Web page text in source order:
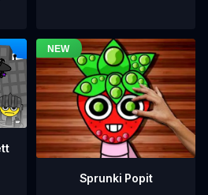
Sprunki Popit